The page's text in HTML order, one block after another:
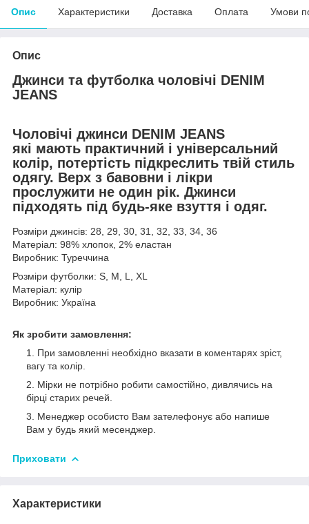
Опис Характеристики Доставка Оплата Умови
Опис
Джинси та футболка чоловічі DENIM
JEANS
Чоловічі джинси DENIM JEANS
які мають практичний і універсальний
колір, потертість підкреслить твій стиль
одягу. Верх з бавовни і лікри
прослужити не один рік. Джинси
підходять під будь-яке взуття і одяг.
Розміри джинсів: 28, 29, 30, 31, 32, 33, 34, 36
Матеріал: 98% хлопок, 2% еластан
Виробник: Туреччина
Розміри футболки: S, M, L, XL
Матеріал: кулір
Виробник: Україна
Як зробити замовлення:
При замовленні необхідно вказати в коментарях зріст,
вагу та колір.
Мірки не потрібно робити самостійно, дивлячись на
бірці старих речей.
Менеджер особисто Вам зателефонує або напише
Вам у будь який месенджер.
Приховати
Характеристики